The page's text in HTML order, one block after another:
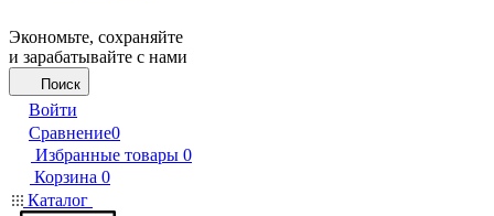
Экономьте, сохраняйте
и зарабатывайте с нами
Поиск
Войти
Сравнение0
Избранные товары 0
Корзина 0
Каталог